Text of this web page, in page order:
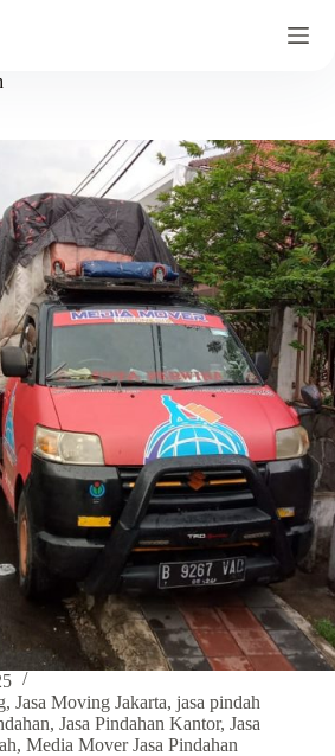
, Jasa Moving Jakarta, jasa pindah
, Jasa Pindahan Kantor, Jasa
, Media Mover Jasa Pindahan